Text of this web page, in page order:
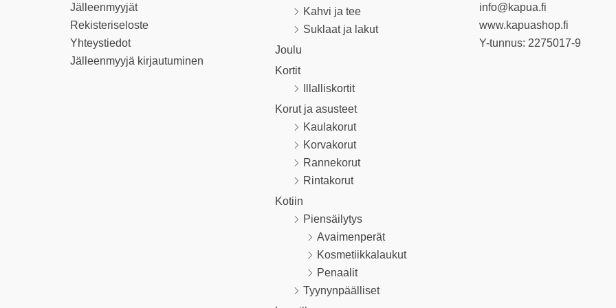
Jälleenmyyjät
Rekisteriseloste
Yhteystiedot
Jälleenmyyjä kirjautuminen
Kahvi ja tee
Suklaat ja lakut
Joulu
Kortit
Illalliskortit
Korut ja asusteet
Kaulakorut
Korvakorut
Rannekorut
Rintakorut
Kotiin
Piensäilytys
Avaimenperät
Kosmetiikkalaukut
Penaalit
Tyynynpäälliset
info@kapua.fi
www.kapuashop.fi
Y-tunnus: 2275017-9